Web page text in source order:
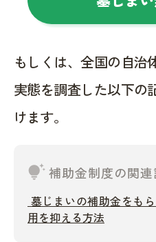
もしくは、全国の自治
実態を調査した以下の
けます。
tips_and_updates補助金制度の関
墓じまいの補助金をも
用を抑える方法